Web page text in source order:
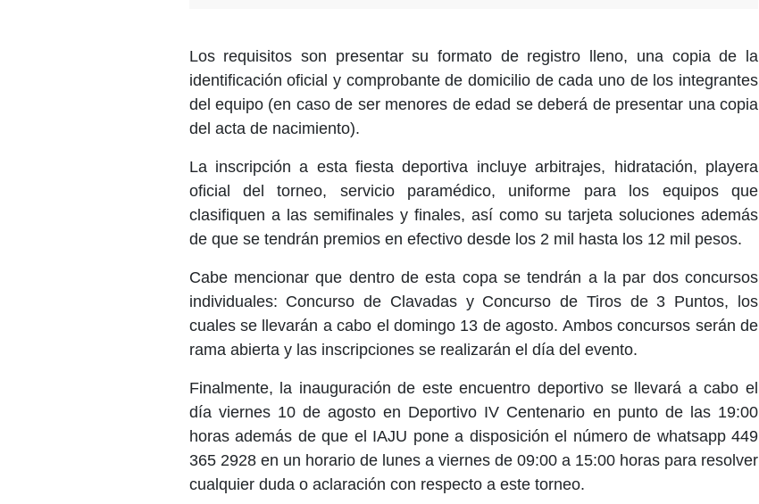
Los requisitos son presentar su formato de registro lleno, una copia de la
identificación oficial y comprobante de domicilio de cada uno de los integrantes
del equipo (en caso de ser menores de edad se deberá de presentar una copia
del acta de nacimiento).
La inscripción a esta fiesta deportiva incluye arbitrajes, hidratación, playera
oficial del torneo, servicio paramédico, uniforme para los equipos que
clasifiquen a las semifinales y finales, así como su tarjeta soluciones además
de que se tendrán premios en efectivo desde los 2 mil hasta los 12 mil pesos.
Cabe mencionar que dentro de esta copa se tendrán a la par dos concursos
individuales: Concurso de Clavadas y Concurso de Tiros de 3 Puntos, los
cuales se llevarán a cabo el domingo 13 de agosto. Ambos concursos serán de
rama abierta y las inscripciones se realizarán el día del evento.
Finalmente, la inauguración de este encuentro deportivo se llevará a cabo el
día viernes 10 de agosto en Deportivo IV Centenario en punto de las 19:00
horas además de que el IAJU pone a disposición el número de whatsapp 449
365 2928 en un horario de lunes a viernes de 09:00 a 15:00 horas para resolver
cualquier duda o aclaración con respecto a este torneo.